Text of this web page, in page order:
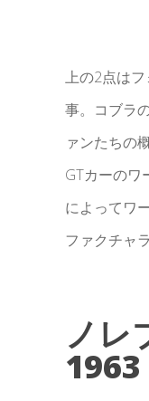
上の2点は
事。コブラ
ァンたちの
GTカーのワ
によってワ
ファクチャ
ノレ